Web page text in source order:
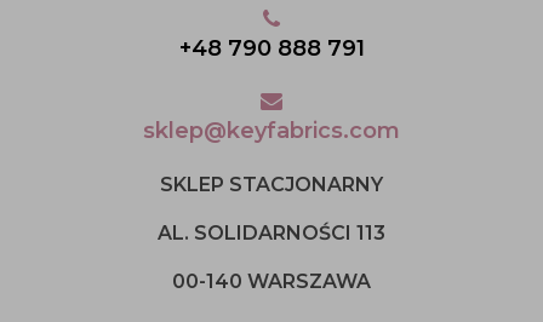
+48 790 888 791
sklep@keyfabrics.com
SKLEP STACJONARNY
AL. SOLIDARNOŚCI 113
00-140 WARSZAWA